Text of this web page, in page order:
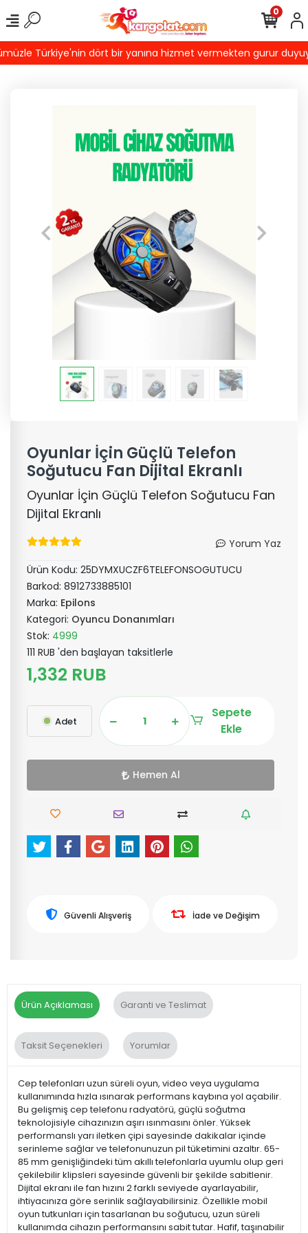
Türkiye'nin dört bir yanına hizmet vermekten gurur
0
Oyunlar İçin Güçlü Telefon
Soğutucu Fan Dijital Ekranlı
Oyunlar İçin Güçlü Telefon Soğutucu Fan
Dijital Ekranlı
Yorum Yaz
Ürün Kodu: 25DYMXUCZF6TELEFONSOGUTUCU
Barkod: 8912733885101
Marka: Epilons
Kategori: Oyuncu Donanımları
Stok: 4999
111 RUB 'den başlayan taksitlerle
1,332 RUB
Adet
Sepete
Ekle
Hemen Al
Güvenli Alışveriş İade ve Değişim
Ürün Açıklaması Garanti ve Teslimat
Taksit Seçenekleri Yorumlar
Cep telefonları uzun süreli oyun, video veya uygulama
kullanımında hızla ısınarak performans kaybına yol açabilir.
Bu gelişmiş cep telefonu radyatörü, güçlü soğutma
teknolojisiyle cihazınızın aşırı ısınmasını önler. Yüksek
performanslı yarı iletken çipi sayesinde dakikalar içinde
serinleme sağlar ve telefonunuzun pil tüketimini azaltır. 65-
85 mm genişliğindeki tüm akıllı telefonlarla uyumlu olup geri
çekilebilir klipsleri sayesinde güvenli bir şekilde sabitlenir.
Dijital ekranı ile fan hızını 2 farklı seviyede ayarlayabilir,
ihtiyacınıza göre serinlik sağlayabilirsiniz. Özellikle mobil
oyun tutkunları için tasarlanan bu soğutucu, uzun süreli
kullanımda cihazın performansını sabit tutar. Hafif, taşınabilir